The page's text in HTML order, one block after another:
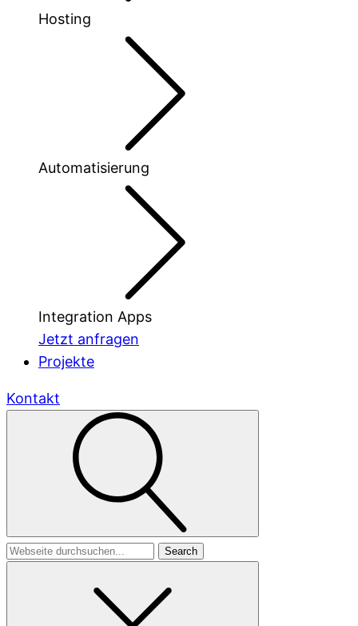
Hosting
Automatisierung
Integration Apps
Jetzt anfragen
Projekte
Kontakt
Search